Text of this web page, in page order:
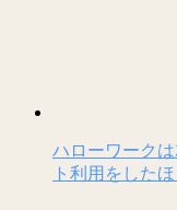
ハローワーク
ト利用をした